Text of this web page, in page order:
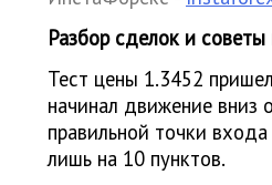
Разбор сделок и
Тест цены 1.3452
начинал движение вниз
правильной точки
лишь на 10 пунктов.